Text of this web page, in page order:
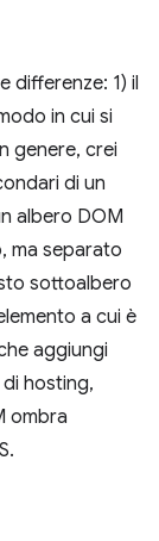
differenze: 1) il
in cui si
genere, crei
di un
albero DOM
ma separato
sottoalbero
a cui è
aggiungi
hosting,
ombra